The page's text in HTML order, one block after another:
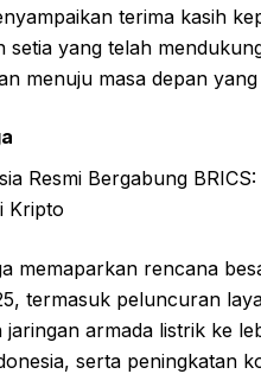
terima kasih
setia yang telah
menuju masa depan
Resmi Bergabung
Kripto
memaparkan rencana
termasuk peluncuran
jaringan armada listrik ke
serta peningkatan